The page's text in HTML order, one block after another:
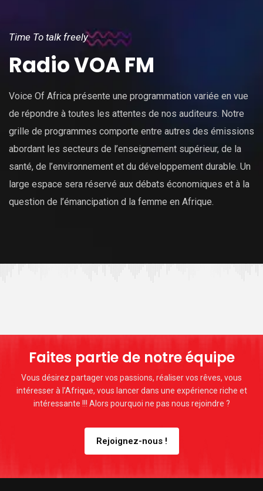
Time To talk freely
Radio VOA FM
Voice Of Africa présente une programmation variée en vue
de répondre à toutes les attentes de nos auditeurs. Notre
grille de programmes comporte entre autres des émissions
abordant les secteurs de l’enseignement supérieur, de la
santé, de l’environnement et du développement durable. Un
large espace sera réservé aux débats économiques et à la
question de l’émancipation d la femme en Afrique.
Faites partie de notre équipe
Vous désirez partager vos passions, réaliser vos rêves, vous
intéresser à l’Afrique, vous lancer dans une expérience riche et
intéressante !!! Alors pourquoi ne pas nous rejoindre ?
Rejoignez-nous !